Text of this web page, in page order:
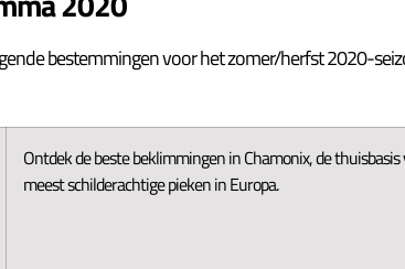
bestemmingen voor het zomer/herfst 2020-
Ontdek de beste beklimmingen in Chamonix, de
meest schilderachtige pieken in Europa.